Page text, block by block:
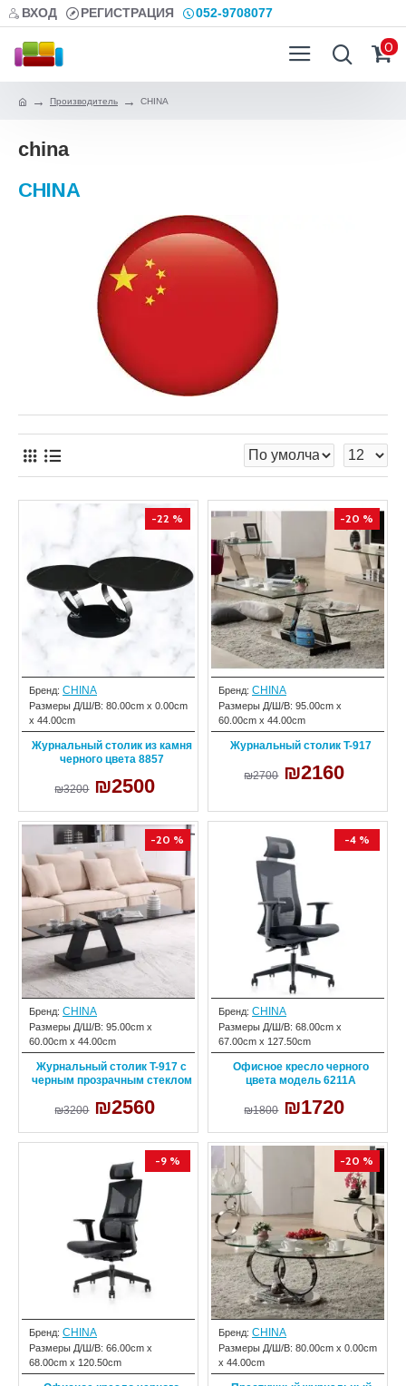
ВХОД РЕГИСТРАЦИЯ 052-9708077
0
Производитель CHINA
china
CHINA
-22 %
Бренд: CHINA
Размеры Д/Ш/В: 80.00cm x 0.00cm
x 44.00cm
Журнальный столик из камня
черного цвета 8857
₪3200 ₪2500
-20 %
Бренд: CHINA
Размеры Д/Ш/В: 95.00cm x
60.00cm x 44.00cm
Журнальный столик T-917
₪2700 ₪2160
-20 %
Бренд: CHINA
Размеры Д/Ш/В: 95.00cm x
60.00cm x 44.00cm
Журнальный столик T-917 с
черным прозрачным стеклом
₪3200 ₪2560
-4 %
Бренд: CHINA
Размеры Д/Ш/В: 68.00cm x
67.00cm x 127.50cm
Офисное кресло черного
цвета модель 6211A
₪1800 ₪1720
-9 %
Бренд: CHINA
Размеры Д/Ш/В: 66.00cm x
68.00cm x 120.50cm
-20 %
Бренд: CHINA
Размеры Д/Ш/В: 80.00cm x 0.00cm
x 44.00cm